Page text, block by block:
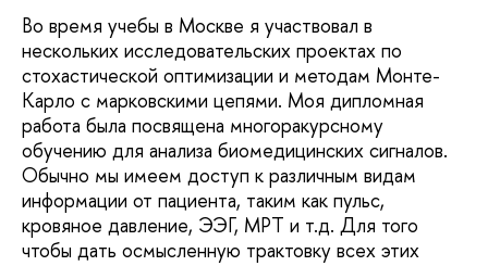
Во время учебы в Москве я участвовал в
нескольких исследовательских проектах по
стохастической оптимизации и методам Монте-
Карло с марковскими цепями. Моя дипломная
работа была посвящена многоракурсному
обучению для анализа биомедицинских сигналов.
Обычно мы имеем доступ к различным видам
информации от пациента, таким как пульс,
кровяное давление, ЭЭГ, МРТ и т.д. Для того
чтобы дать осмысленную трактовку всех этих